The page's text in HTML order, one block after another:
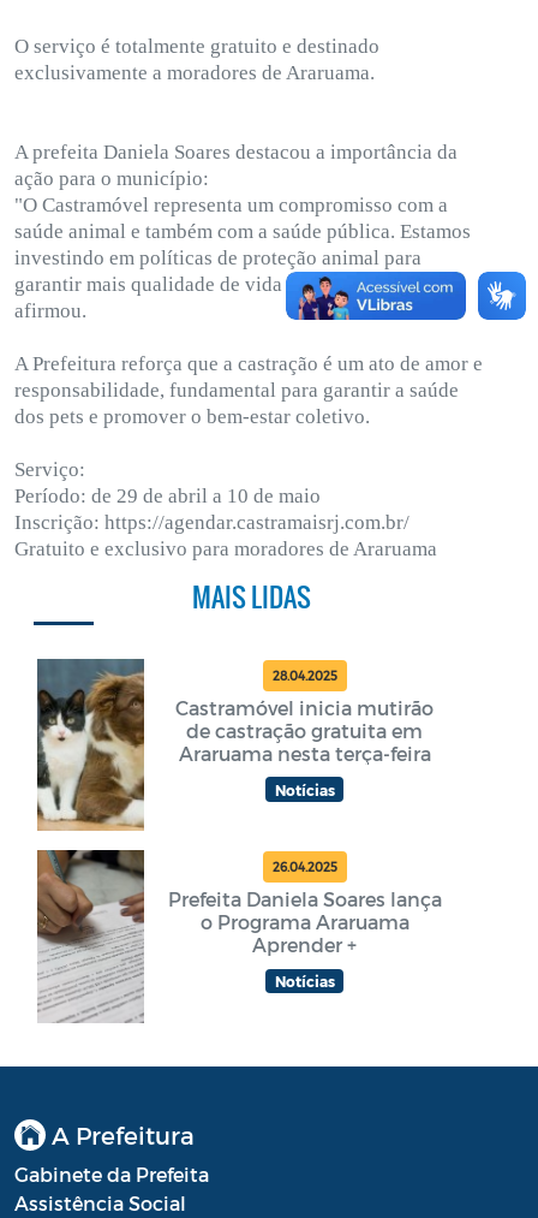
O serviço é totalmente gratuito e destinado
exclusivamente a moradores de Araruama.
A prefeita Daniela Soares destacou a importância da
ação para o município:
"O Castramóvel representa um compromisso com a
saúde animal e também com a saúde pública. Estamos
investindo em políticas de proteção animal para
garantir mais qualidade de vida para nossos pets",
afirmou.
A Prefeitura reforça que a castração é um ato de amor e
responsabilidade, fundamental para garantir a saúde
dos pets e promover o bem-estar coletivo.
Serviço:
Período: de 29 de abril a 10 de maio
Inscrição: https://agendar.castramaisrj.com.br/
Gratuito e exclusivo para moradores de Araruama
MAIS LIDAS
28.04.2025
Castramóvel inicia mutirão
de castração gratuita em
Araruama nesta terça-feira
Notícias
26.04.2025
Prefeita Daniela Soares lança
o Programa Araruama
Aprender +
Notícias
A Prefeitura
Gabinete da Prefeita
Assistência Social